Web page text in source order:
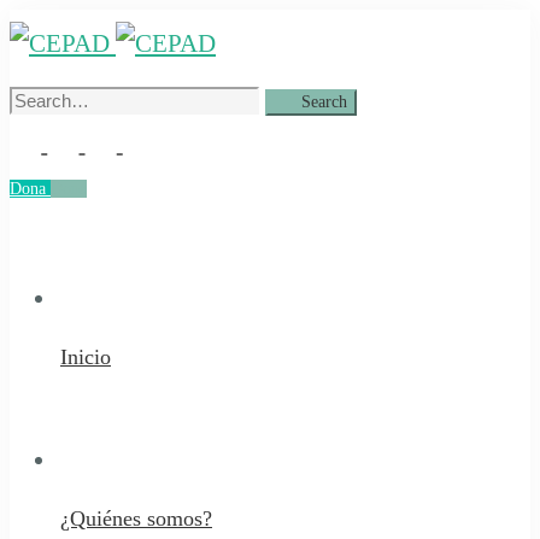
Search
Search
Dona
Inicio
¿Quiénes somos?